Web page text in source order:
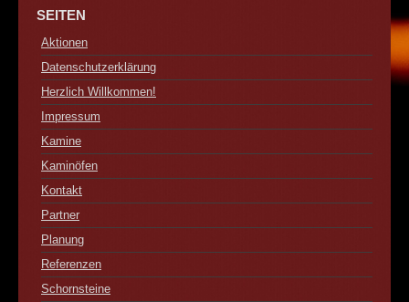
SEITEN
Aktionen
Datenschutzerklärung
Herzlich Willkommen!
Impressum
Kamine
Kaminöfen
Kontakt
Partner
Planung
Referenzen
Schornsteine